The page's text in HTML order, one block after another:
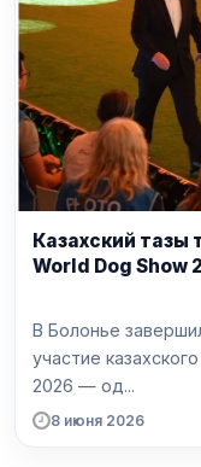
Казахский
World Dog Show
В Болонье
участие
2026 — од...
8 июня 2026